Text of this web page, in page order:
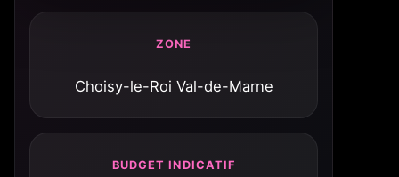
ZONE
Choisy-le-Roi Val-de-Marne
BUDGET INDICATIF